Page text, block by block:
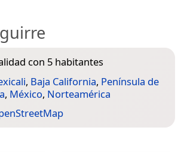
con 5 habitantes
, Baja California, Península de
, México, Norteamérica